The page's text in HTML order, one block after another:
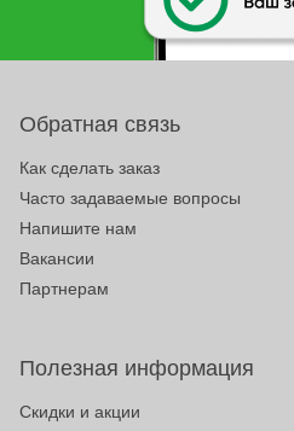
Обратная связь
Как сделать заказ
Часто задаваемые вопросы
Напишите нам
Вакансии
Партнерам
Полезная информация
Скидки и акции